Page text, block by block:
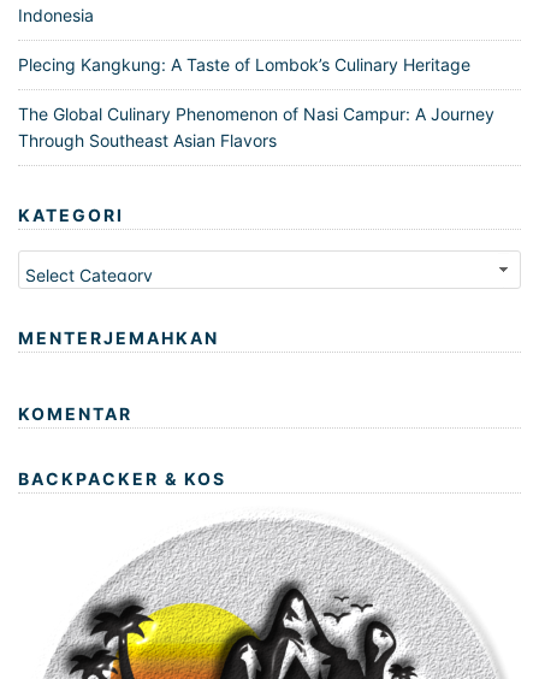
Indonesia
Plecing Kangkung: A Taste of Lombok’s Culinary Heritage
The Global Culinary Phenomenon of Nasi Campur: A Journey
Through Southeast Asian Flavors
KATEGORI
Kategori
MENTERJEMAHKAN
KOMENTAR
BACKPACKER & KOS